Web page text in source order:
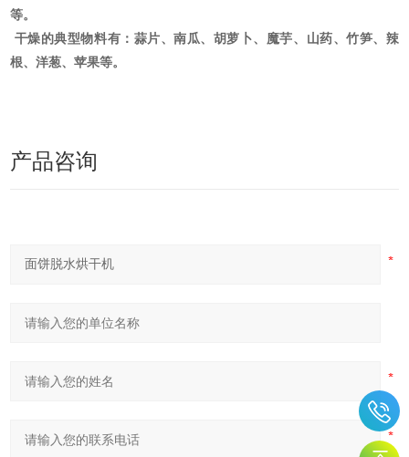
等。
干燥的典型物料有：蒜片、南瓜、胡萝卜、魔芋、山药、竹笋、辣
根、洋葱、苹果等。
产品咨询